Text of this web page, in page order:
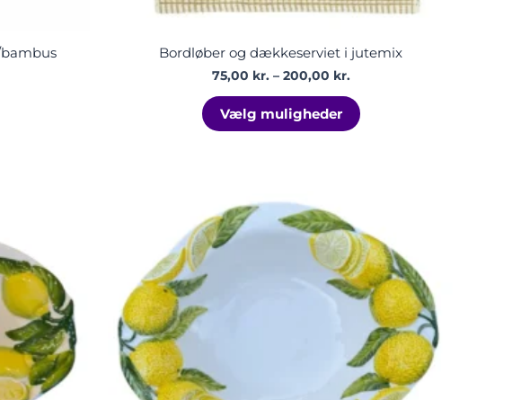
Bordløber og dækkeserviet i jutemix
75,00 kr. – 200,00 kr.
Vælg muligheder